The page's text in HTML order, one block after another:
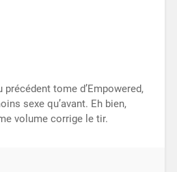
tome d’Empowered,
sexe qu’avant. Eh bien,
volume corrige le tir.